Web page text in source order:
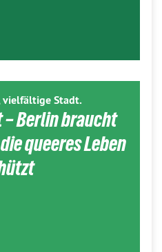
vielfältige Stadt.
Berlin braucht
queeres Leben